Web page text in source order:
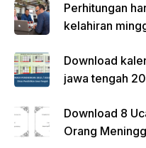
Perhitungan
kelahiran
Download
jawa tengah
Download 8
Orang